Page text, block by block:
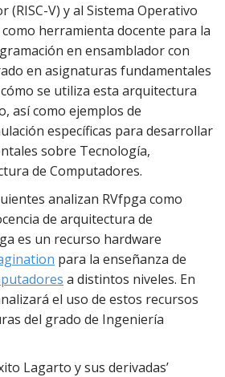
(RISC-V) y al Sistema Operativo
como herramienta docente para la
en ensamblador con
en asignaturas fundamentales
se utiliza esta arquitectura
así como ejemplos de
específicas para desarrollar
sobre Tecnología,
de Computadores.
analizan RVfpga como
de arquitectura de
es un recurso hardware
para la enseñanza de
a distintos niveles. En
el uso de estos recursos
del grado de Ingeniería
Lagarto y sus derivadas’